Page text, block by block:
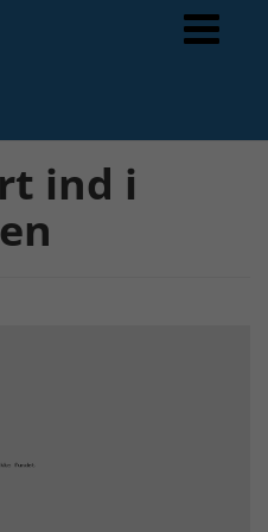
ind i